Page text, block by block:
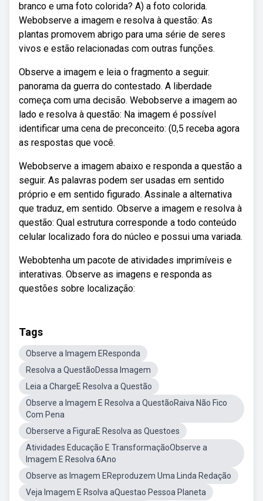
branco e uma foto colorida? A) a foto colorida.
Webobserve a imagem e resolva à questão: As
plantas promovem abrigo para uma série de seres
vivos e estão relacionadas com outras funções.
Observe a imagem e leia o fragmento a seguir.
panorama da guerra do contestado. A liberdade
começa com uma decisão. Webobserve a imagem ao
lado e resolva à questão: Na imagem é possível
identificar uma cena de preconceito: (0,5 receba agora
as respostas que você.
Webobserve a imagem abaixo e responda a questão a
seguir. As palavras podem ser usadas em sentido
próprio e em sentido figurado. Assinale a alternativa
que traduz, em sentido. Observe a imagem e resolva à
questão: Qual estrutura corresponde a todo conteúdo
celular localizado fora do núcleo e possui uma variada.
Webobtenha um pacote de atividades imprimíveis e
interativas. Observe as imagens e responda as
questões sobre localização:
Tags
Observe a Imagem EResponda
Resolva a QuestãoDessa Imagem
Leia a ChargeE Resolva a Questão
Observe a Imagem E Resolva a QuestãoRaiva Não Fico
Com Pena
Oberserve a FiguraE Resolva as Questoes
Atividades Educação E TransformaçãoObserve a
Imagem E Resolva 6Ano
Observe as Imagem EReproduzem Uma Linda Redação
Veja Imagem E Rsolva aQuestao Pessoa Planeta